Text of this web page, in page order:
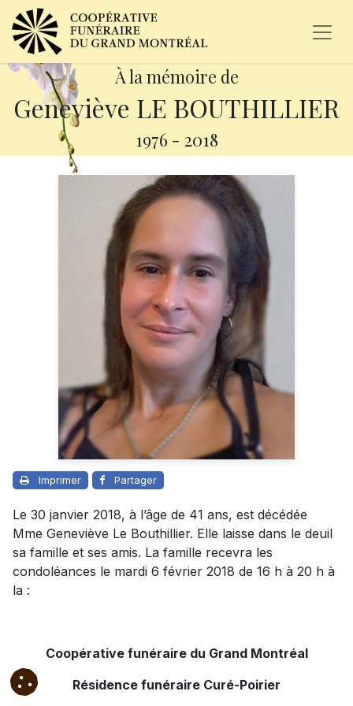
À la mémoire de
Geneviève LE BOUTHILLIER
1976 - 2018
Imprimer Partager
Le 30 janvier 2018, à l’âge de 41 ans, est décédée
Mme Geneviève Le Bouthillier. Elle laisse dans le deuil
sa famille et ses amis. La famille recevra les
condoléances le mardi 6 février 2018 de 16 h à 20 h à
la :
Coopérative funéraire du Grand Montréal
Résidence funéraire Curé-Poirier